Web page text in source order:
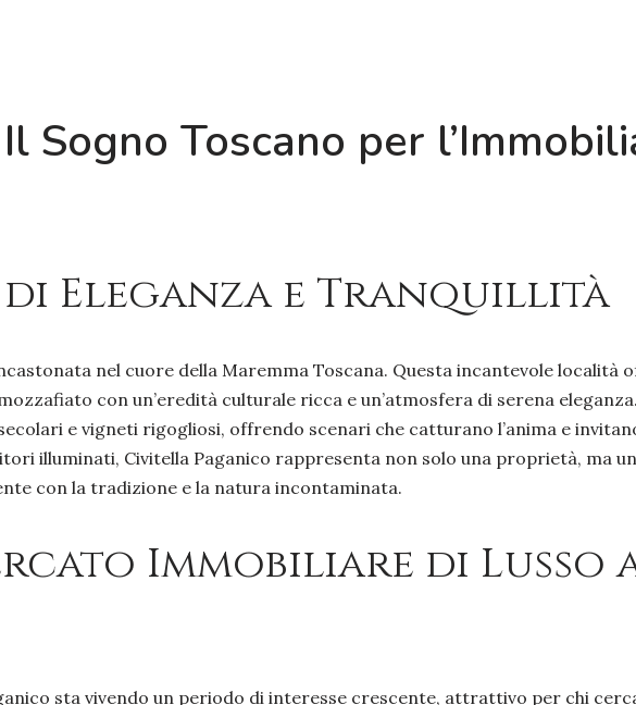
Sogno Toscano per
di Eleganza e Tranquillità
nel cuore della Maremma Toscana. Questa incantevole località
con un’eredità culturale ricca e un’atmosfera di serena
e vigneti rigogliosi, offrendo scenari che catturano l’anima e
illuminati, Civitella Paganico rappresenta non solo una proprietà, ma
con la tradizione e la natura incontaminata.
Immobiliare di
sta vivendo un periodo di interesse crescente, attrattivo per chi